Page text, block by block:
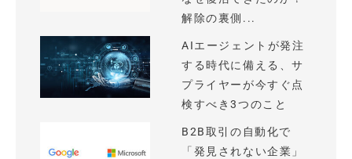
解除の裏側...
AIエージェントが発注
する時代に備える、サ
プライヤーが今すぐ点
検すべき3つのこと
B2B取引の自動化で
「発見されない企業」